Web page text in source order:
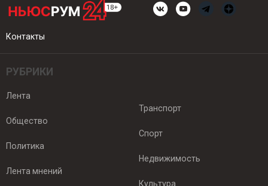
Контакты
РУБРИКИ
Лента
Общество
Политика
Лента мнений
Транспорт
Спорт
Недвижимость
Культура